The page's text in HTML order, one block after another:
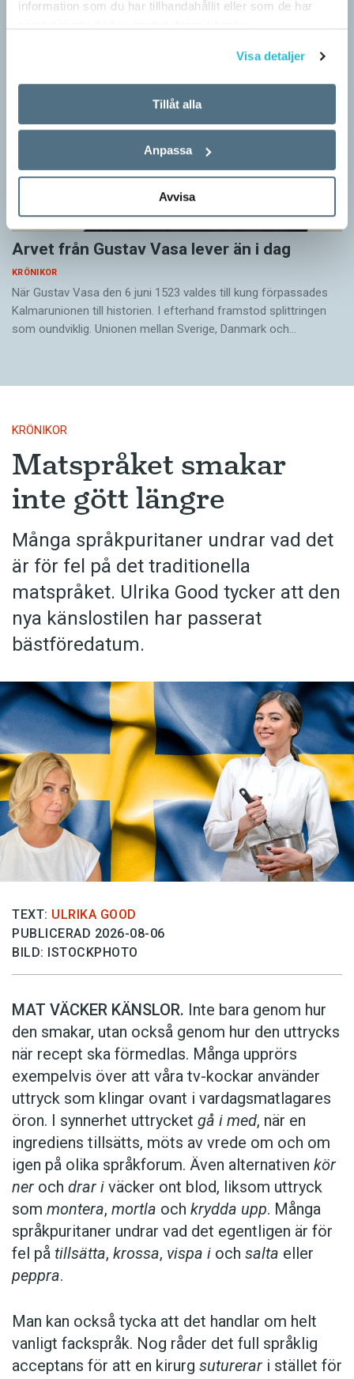
information som du har tillhandahållit eller som de har
Visa detaljer
Tillåt alla
Anpassa
Avvisa
jag i dag menar med småord. Jag vet att jag i…
Arvet från Gustav Vasa lever än i dag
KRÖNIKOR
När Gustav Vasa den 6 juni 1523 ­valdes till kung förpassades
Kalmar­unionen till historien. I efterhand framstod splittringen
som ound­viklig. ­Unionen ­mellan Sverige, Danmark och…
KRÖNIKOR
Matspråket smakar
inte gött längre
Många språkpuritaner undrar vad det
är för fel på det traditionella
matspråket. Ulrika Good tycker att den
nya känslostilen har passerat
bästföredatum.
TEXT: ULRIKA GOOD
PUBLICERAD 2026-08-06
BILD: ISTOCKPHOTO
MAT VÄCKER KÄNSLOR. Inte bara genom hur
den smakar, utan också genom hur den uttrycks
när recept ska förmedlas. Många upprörs
exempelvis över att våra tv-kockar använder
uttryck som klingar ovant i vardagsmatlagares
öron. I synnerhet uttrycket gå i med, när en
ingrediens tillsätts, möts av vrede om och om
igen på olika språkforum. Även alternativen kör
ner och drar i väcker ont blod, liksom uttryck
som montera, mortla och krydda upp. Många
språkpuritaner undrar vad det egentligen är för
fel på tillsätta, krossa, vispa i och salta eller
peppra.
Man kan också tycka att det handlar om helt
vanligt fackspråk. Nog råder det full språklig
acceptans för att en kirurg suturerar i stället för